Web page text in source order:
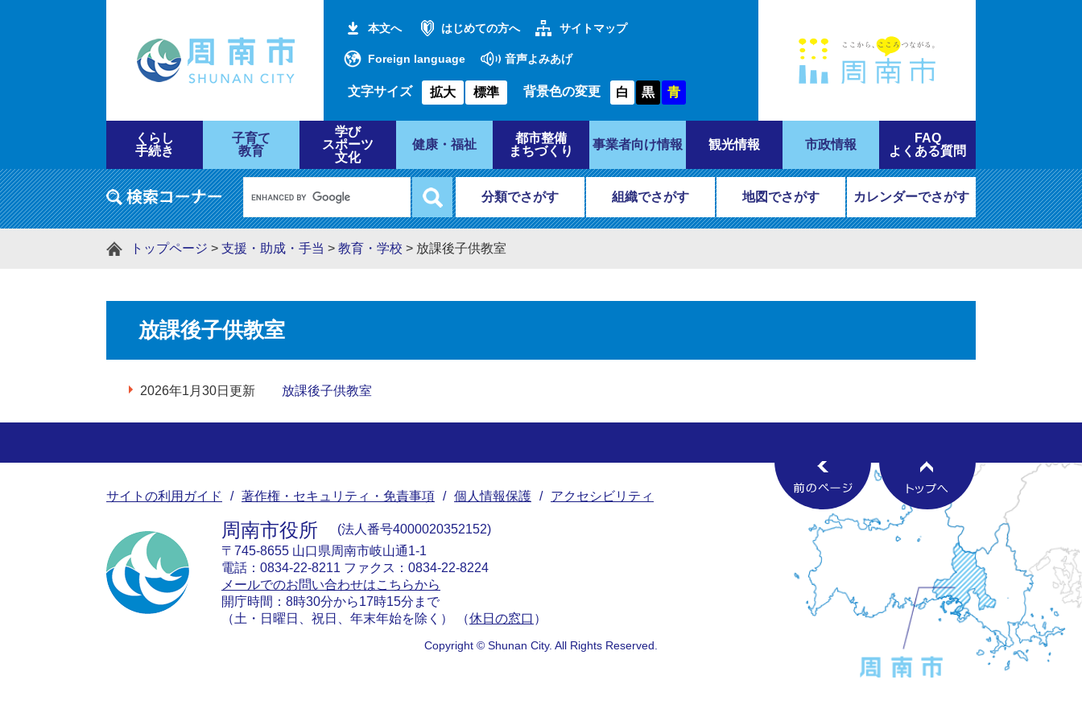
本文へ はじめての方へ サイトマップ
Foreign language 音声よみあげ
文字サイズ 拡大 標準 背景色の変更 白 黒 青
くらし
手続き
子育て
教育
学び
スポーツ
文化
健康・福祉
都市整備
まちづくり
事業者向け情報 観光情報 市政情報
FAQ
よくある質問
分類でさがす 組織でさがす 地図でさがす カレンダーでさがす
トップページ > 支援・助成・手当 > 教育・学校 > 放課後子供教室
放課後子供教室
2026年1月30日更新 放課後子供教室
サイトの利用ガイド 著作権・セキュリティ・免責事項 個人情報保護 アクセシビリティ
周南市役所
法人番号4000020352152
〒745-8655 山口県周南市岐山通1-1
電話：0834-22-8211 ファクス：0834-22-8224
メールでのお問い合わせはこちらから
開庁時間：8時30分から17時15分まで
（土・日曜日、祝日、年末年始を除く） （休日の窓口 ）
Copyright © Shunan City. All Rights Reserved.